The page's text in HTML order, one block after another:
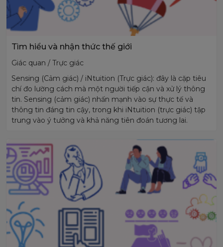
Tìm hiểu và nhận thức thế giới
Giác quan / Trực giác
Sensing (Cảm giác) / iNtuition (Trực giác): đây là cặp tiêu
chí đo lường cách mà một người tiếp cận và xử lý thông
tin. Sensing (cảm giác) nhấn mạnh vào sự thực tế và
thông tin đáng tin cậy, trong khi iNtuition (trực giác) tập
trung vào ý tưởng và khả năng tiên đoán tương lai.